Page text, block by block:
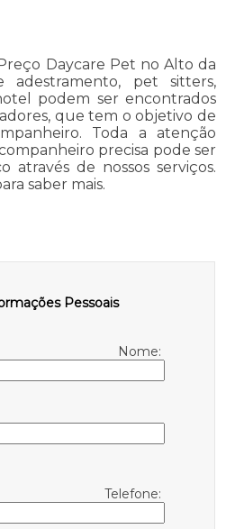
Daycare Pet no Alto da
adestramento, pet sitters,
podem ser encontrados
que tem o objetivo de
Toda a atenção
precisa pode ser
através de nossos serviços.
saber mais.
Pessoais
Nome:
Telefone: